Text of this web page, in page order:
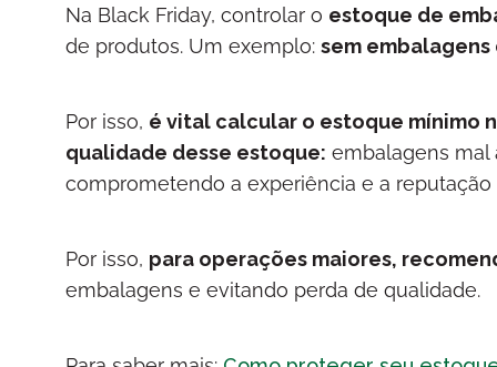
Na Black Friday, controlar o estoque de
de produtos. Um exemplo: sem
Por isso, é vital calcular o estoque mínimo
qualidade desse estoque: embalagens mal
comprometendo a experiência e a
Por isso, para operações maiores,
embalagens e evitando perda de qualidade.